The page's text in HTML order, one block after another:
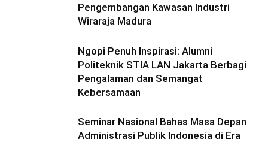
Pengembangan Kawasan Industri
Wiraraja Madura
Ngopi Penuh Inspirasi: Alumni
Politeknik STIA LAN Jakarta Berbagi
Pengalaman dan Semangat
Kebersamaan
Seminar Nasional Bahas Masa Depan
Administrasi Publik Indonesia di Era